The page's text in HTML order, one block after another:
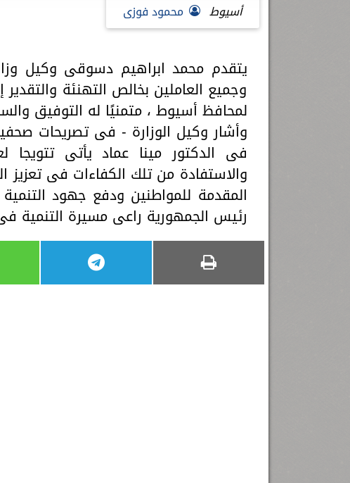
أسيوط محمود فوزى
يتقدم محمد ابراهيم دسوقى وكيل
وجميع العاملين بخالص التهنئة والتقدير
لمحافظ أسيوط ، متمنيًا له التوفيق
وأشار وكيل الوزارة - فى تصريحات
فى الدكتور مينا عماد يأتى تتويجا
والاستفادة من تلك الكفاءات فى تعزيز
المقدمة للمواطنين ودفع جهود
رئيس الجمهورية راعى مسيرة التنمية